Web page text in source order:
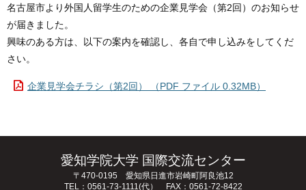
名古屋市より外国人留学生のための企業見学会（第2回）のお知らせ
が届きました。
興味のある方は、以下の案内を確認し、各自で申し込みをしてくだ
さい。
企業見学会チラシ（第2回） （PDF ファイル 0.32MB）
愛知学院大学 国際交流センター
〒470-0195 愛知県日進市岩崎町阿良池12
TEL：0561-73-1111(代） FAX：0561-72-8422